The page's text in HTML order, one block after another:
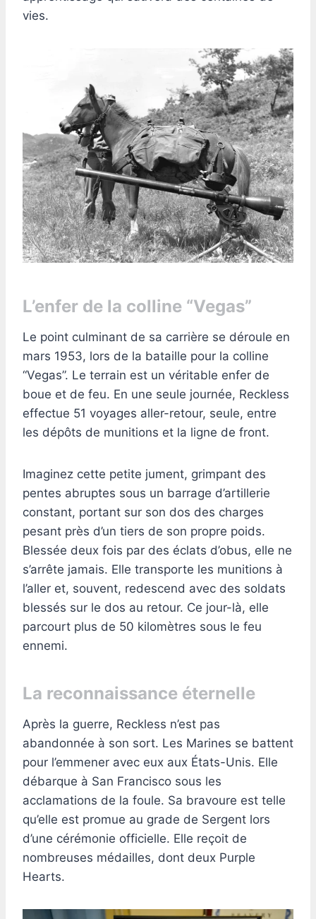
vies.
L’enfer de la colline “Vegas”
Le point culminant de sa carrière se déroule en
mars 1953, lors de la bataille pour la colline
“Vegas”. Le terrain est un véritable enfer de
boue et de feu. En une seule journée, Reckless
effectue 51 voyages aller-retour, seule, entre
les dépôts de munitions et la ligne de front.
Imaginez cette petite jument, grimpant des
pentes abruptes sous un barrage d’artillerie
constant, portant sur son dos des charges
pesant près d’un tiers de son propre poids.
Blessée deux fois par des éclats d’obus, elle ne
s’arrête jamais. Elle transporte les munitions à
l’aller et, souvent, redescend avec des soldats
blessés sur le dos au retour. Ce jour-là, elle
parcourt plus de 50 kilomètres sous le feu
ennemi.
La reconnaissance éternelle
Après la guerre, Reckless n’est pas
abandonnée à son sort. Les Marines se battent
pour l’emmener avec eux aux États-Unis. Elle
débarque à San Francisco sous les
acclamations de la foule. Sa bravoure est telle
qu’elle est promue au grade de Sergent lors
d’une cérémonie officielle. Elle reçoit de
nombreuses médailles, dont deux Purple
Hearts.